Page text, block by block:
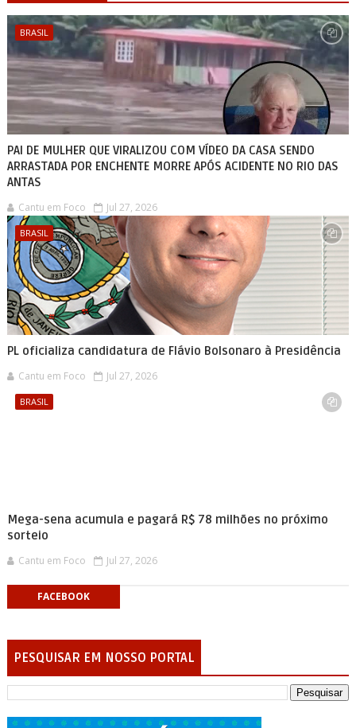
BRASIL
PAI DE MULHER QUE VIRALIZOU COM VÍDEO DA CASA SENDO
ARRASTADA POR ENCHENTE MORRE APÓS ACIDENTE NO RIO DAS
ANTAS
Cantu em Foco Jul 27, 2026
BRASIL
PL oficializa candidatura de Flávio Bolsonaro à Presidência
Cantu em Foco Jul 27, 2026
BRASIL
Mega-sena acumula e pagará R$ 78 milhões no próximo
sorteio
Cantu em Foco Jul 27, 2026
FACEBOOK
PESQUISAR EM NOSSO PORTAL